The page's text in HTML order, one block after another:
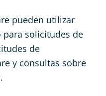
pueden utilizar
solicitudes de
de
y consultas sobre